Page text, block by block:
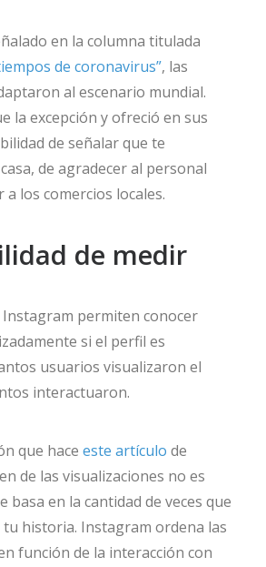
en la columna titulada
de coronavirus”, las
al escenario mundial.
la excepción y ofreció en sus
de señalar que te
de agradecer al personal
a los comercios locales.
de medir
permiten conocer
si el perfil es
usuarios visualizaron el
interactuaron.
que hace este artículo de
de las visualizaciones no es
basa en la cantidad de veces que
historia. Instagram ordena las
función de la interacción con